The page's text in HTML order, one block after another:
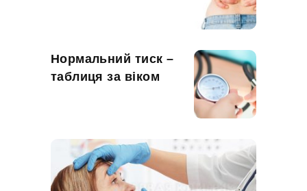
Нормальний тиск –
таблиця за віком